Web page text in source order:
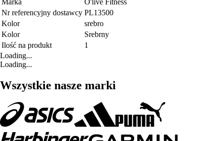
Marka
O'live Fitness
Nr referencyjny dostawcy PL13500
Kolor
srebro
Kolor
Srebrny
Ilość na produkt
1
Loading...
Loading...
Wszystkie nasze marki